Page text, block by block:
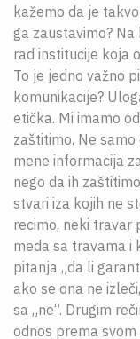
kažemo da je
ga zaustavimo?
rad institucije koja
To je jedno važno
komunikacije?
etička. Mi imamo
zaštitimo. Ne
mene informacija
nego da ih
stvari iza kojih ne
recimo, neki travar
meda sa travama i
pitanja „da li
ako se ona ne
sa „ne“. Drugim
odnos prema